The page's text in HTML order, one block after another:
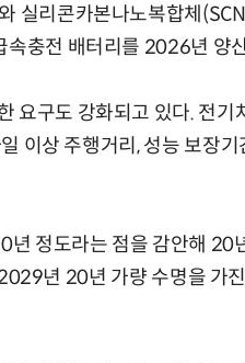
실리콘카본나노복합체
충전 배터리를 2026년 양
요구도 강화되고 있다. 전기
이상 주행거리, 성능 보장기
정도라는 점을 감안해 20
년 20년 가량 수명을 가